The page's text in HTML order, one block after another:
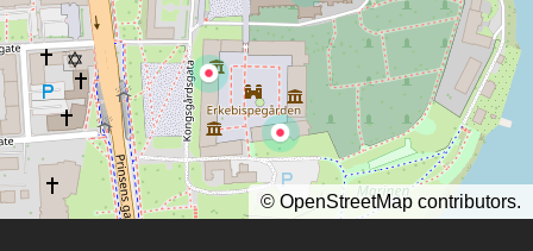
© OpenStreetMap contributors.